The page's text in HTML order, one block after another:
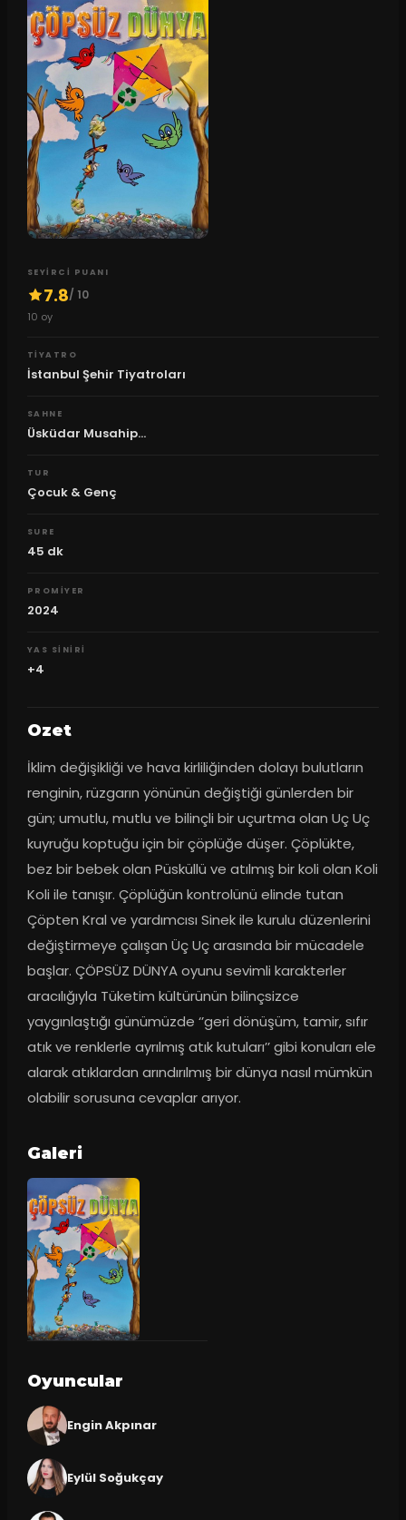
SEYIRCI PUANI
7.8/ 10
10 oy
TIYATRO
İstanbul Şehir Tiyatroları
SAHNE
Üsküdar Musahip...
TUR
Çocuk & Genç
SURE
45 dk
PROMIYER
2024
YAS SINIRI
+4
Ozet
İklim değişikliği ve hava kirliliğinden dolayı bulutların
renginin, rüzgarın yönünün değiştiği günlerden bir
gün; umutlu, mutlu ve bilinçli bir uçurtma olan Uç Uç
kuyruğu koptuğu için bir çöplüğe düşer. Çöplükte,
bez bir bebek olan Püsküllü ve atılmış bir koli olan Koli
Koli ile tanışır. Çöplüğün kontrolünü elinde tutan
Çöpten Kral ve yardımcısı Sinek ile kurulu düzenlerini
değiştirmeye çalışan Üç Uç arasında bir mücadele
başlar. ÇÖPSÜZ DÜNYA oyunu sevimli karakterler
aracılığıyla Tüketim kültürünün bilinçsizce
yaygınlaştığı günümüzde ‘’geri dönüşüm, tamir, sıfır
atık ve renklerle ayrılmış atık kutuları’’ gibi konuları ele
alarak atıklardan arındırılmış bir dünya nasıl mümkün
olabilir sorusuna cevaplar arıyor.
Galeri
Oyuncular
Engin Akpınar
Eylül Soğukçay